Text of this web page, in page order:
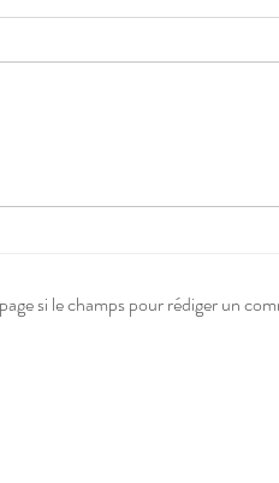
Easy flyer
si le champs pour rédiger un